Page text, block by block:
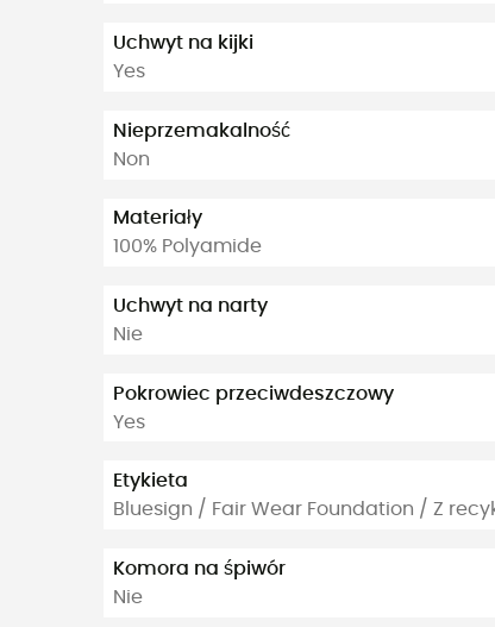
Uchwyt na kijki
Yes
Nieprzemakalność
Non
Materiały
100% Polyamide
Uchwyt na narty
Nie
Pokrowiec przeciwdeszczowy
Yes
Etykieta
Bluesign / Fair Wear Foundation / Z
Komora na śpiwór
Nie